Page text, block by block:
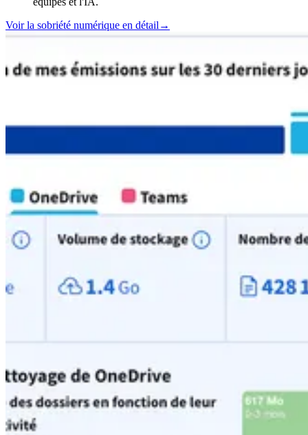
Voir la sobriété numérique en détail→